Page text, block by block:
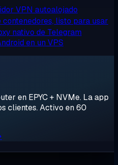
VPN autoalojado
contenedores, listo para usar
nativo de Telegram
en un VPS
en EPYC + NVMe. La app
clientes. Activo en 60